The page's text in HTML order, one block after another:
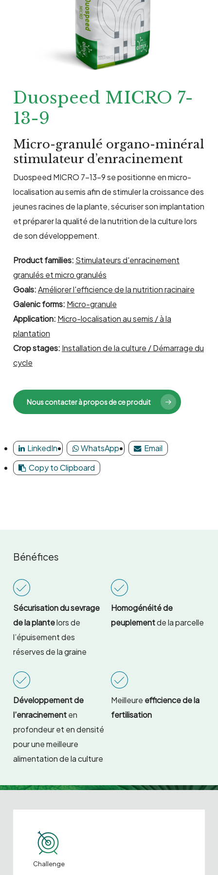
Duospeed MICRO 7-
13-9
Micro-granulé organo-minéral
stimulateur d’enracinement
Duospeed MICRO 7-13-9 se positionne en micro-
localisation au semis afin de stimuler la croissance des
jeunes racines de la plante, sécuriser son implantation
et préparer la qualité de la nutrition de la culture lors
de son développement.
Product families: Stimulateurs d'enracinement
granulés et micro granulés
Goals:Améliorer l'efficience de la nutrition racinaire
Galenic forms: Micro-granule
Application: Micro-localisation au semis / à la
plantation
Crop stages: Installation de la culture / Démarrage du
cycle
Nous contacter à propos de ce produit
LinkedIn WhatsApp
Email
Copy to Clipboard
Bénéfices
Sécurisation du sevrage
de la plantelors de
l’épuisement des
réserves de la graine
Homogénéité de
peuplementde la parcelle
Développement de
l’enracinementen
profondeur et en densité
pour une meilleure
alimentation de la culture
Meilleure efficience de la
fertilisation
Challenge